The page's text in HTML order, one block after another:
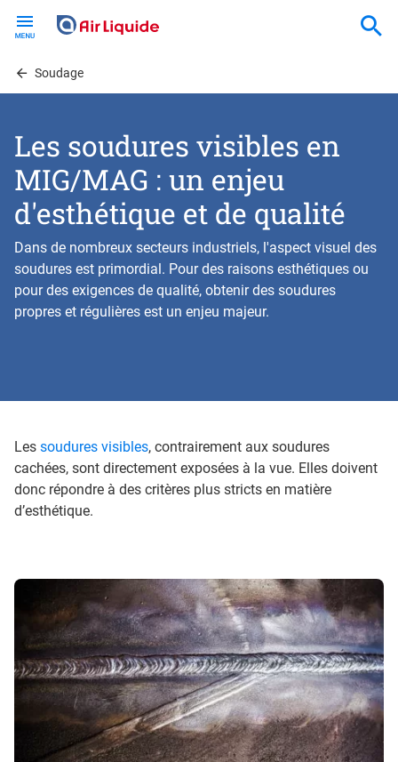
contentSoudage
Les soudures visibles en
MIG/MAG : un enjeu
d'esthétique et de qualité
Dans de nombreux secteurs industriels, l'aspect visuel des
soudures est primordial. Pour des raisons esthétiques ou
pour des exigences de qualité, obtenir des soudures
propres et régulières est un enjeu majeur.
Les soudures visibles, contrairement aux soudures
cachées, sont directement exposées à la vue. Elles doivent
donc répondre à des critères plus stricts en matière
d’esthétique.